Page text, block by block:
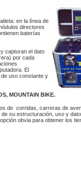
en la línea de
directores
baterías
capturan el dato
por cada
El
uso constante y
MOUNTAIN BIKE.
de corridas, carreras de
su estructuración, uso y
obvia para obtener los